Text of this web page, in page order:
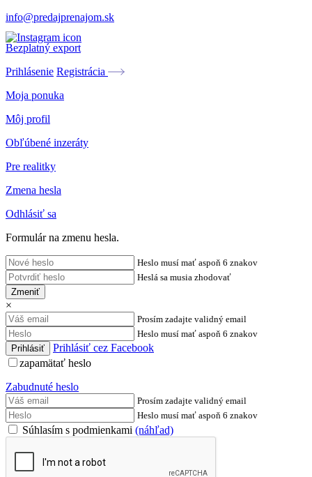
info@predajprenajom.sk
Bezplatný export
Prihlásenie Registrácia
Moja ponuka
Môj profil
Obľúbené inzeráty
Pre realitky
Zmena hesla
Odhlásiť sa
Formulár na zmenu hesla.
Heslo musí mať aspoň 6 znakov
Heslá sa musia zhodovať
Zmeniť
×
Prosím zadajte validný email
Heslo musí mať aspoň 6 znakov
Prihlásiť cez Facebook
zapamätať heslo
Zabudnuté heslo
Prosím zadajte validný email
Heslo musí mať aspoň 6 znakov
Súhlasím s podmienkami (náhľad)